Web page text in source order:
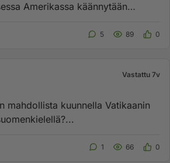
Amerikassa käännytään
5 89 0
Vastattu 7v
mahdollista kuunnella Vatikaanin
1 66 0